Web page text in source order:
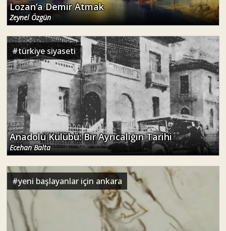
Lozan’a Demir Atmak
Zeynel Özgün
#türkiye siyaseti
Anadolu Kulübü: Bir Ayrıcalığın Tarihi
Ecehan Balta
#yeni başlayanlar için ankara